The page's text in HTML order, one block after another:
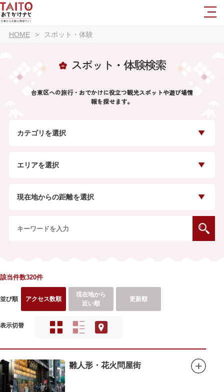
HOME スポット・体験
スポット・体験検索
台東区への旅行・おでかけに役立つ観光スポットや遊び場情
報を探せます。
カテゴリを選択
エリアを選択
現在地からの距離を選択
該当件数320件
並び順 アクセス数順
現在地から
近い順
更新順
表示切替
雛人形・花火問屋街